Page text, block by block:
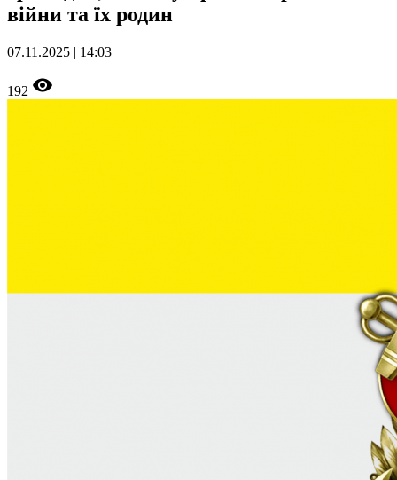
війни та їх родин
07.11.2025 | 14:03
192